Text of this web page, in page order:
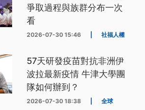
爭取過程與族群分布一次
看
2026-07-30 15:46 社福人權
57天研發疫苗對抗非洲伊
波拉最新疫情 牛津大學團
隊如何辦到？
2026-07-30 18:38 全球